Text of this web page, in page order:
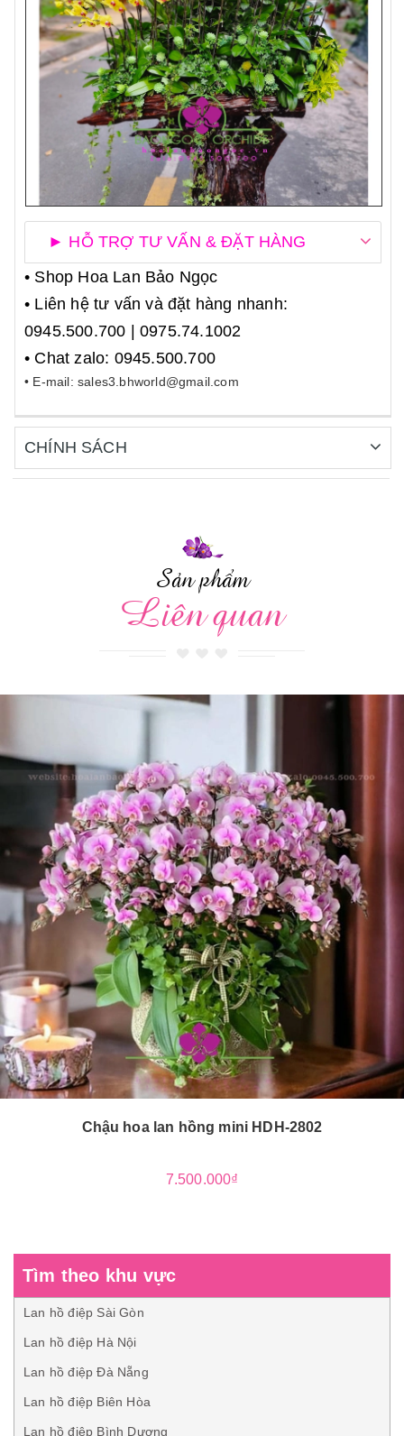
► HỖ TRỢ TƯ VẤN & ĐẶT HÀNG
• Shop Hoa Lan Bảo Ngọc
• Liên hệ tư vấn và đặt hàng nhanh:
0945.500.700 | 0975.74.1002
• Chat zalo: 0945.500.700
• E-mail: sales3.bhworld@gmail.com
CHÍNH SÁCH
Sản phẩm
Liên quan
Chậu hoa lan hồng mini HDH-2802
7.500.000₫
Tìm theo khu vực
Lan hồ điệp Sài Gòn
Lan hồ điệp Hà Nội
Lan hồ điệp Đà Nẵng
Lan hồ điệp Biên Hòa
Lan hồ điệp Bình Dương